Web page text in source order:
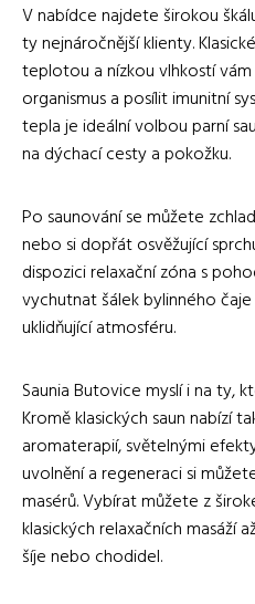
V nabídce najdete širokou
ty nejnáročnější klienty.
teplotou a nízkou vlhkostí
organismus a posílit imunitní
tepla je ideální volbou parní
na dýchací cesty a pokožku.
Po saunování se můžete
nebo si dopřát osvěžující
dispozici relaxační zóna s
vychutnat šálek bylinného
uklidňující atmosféru.
Saunia Butovice myslí i na ty,
Kromě klasických saun nabízí
aromaterapií, světelnými
uvolnění a regeneraci si
masérů. Vybírat můžete z
klasických relaxačních masáží
šíje nebo chodidel.